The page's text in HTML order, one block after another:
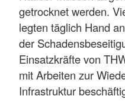
getrocknet werden.
legten täglich Hand
der
Einsatzkräfte von
mit Arbeiten zur
Infrastruktur